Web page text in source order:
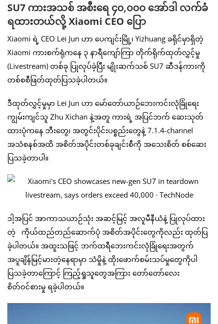
SU7 ကားအသစ် အစီးရေ ၄၀,၀၀၀ အော်ဒါ လက်ခံ
ရထားတယ်လို့ Xiaomi CEO ပြော
Xiaomi ရဲ့ CEO Lei Jun ဟာ ပေကျင်းမြို့၊ Yizhuang ခရိုင်မှာရှိတဲ့
Xiaomi ကားစက်ရုံကနေ ၃ နာရီကျော်ကြာ တိုက်ရိုက်ထုတ်လွှင့်မှု
(Livestream) တစ်ခု ပြုလုပ်ခဲ့ပြီး မျိုးဆက်သစ် SU7 ဆီဒန်ကားကို
တစ်စစီဖြတ်ထုတ်ပြသခဲ့ပါတယ်။
ဒီထုတ်လွှင့်မှုမှာ Lei Jun ဟာ မော်တော်ယာဉ်ဘေးကင်းလုံခြုံရေး
ကျွမ်းကျင်သူ Zhu Xichan နဲ့အတူ ကားရဲ့ အပြင်ဘက် ဆေးသုတ်
ထားပုံကနေ ဘီးတွေ၊ အတွင်းပိုင်းပစ္စည်းတွေနဲ့ 7.1.4-channel
အသံစနစ်အထိ အစိတ်အပိုင်းတစ်ခုချင်းစီကို အသေးစိတ် စစ်ဆေး
ပြသခဲ့တာပါ။
ဒါ့အပြင် အာကာသယာဉ်သုံး အဆင့်မြင့် အလူမီနီယံနဲ့ ပြုလုပ်ထား
တဲ့ ကိုယ်ထည်တည်ဆောက်ပုံ အစိတ်အပိုင်းတွေကိုလည်း ထုတ်ပြ
ခဲ့ပါတယ်။ အထူးသဖြင့် ဘက်ထရီဘေးကင်းလုံခြုံရေးအတွက်
အပူချိန်မြင့်မားတဲ့နေရာမှာ သံမှိုနဲ့ ထိုးဖောက်စမ်းသပ်မှုတွေကိုပါ
ပြသခဲ့တာကြောင့် ကြည့်ရှုသူတွေအကြား တော်တော်လေး
စိတ်ဝင်စားမှု ရခဲ့ပါတယ်။